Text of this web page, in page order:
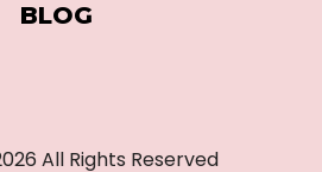
BLOG
All Rights Reserved